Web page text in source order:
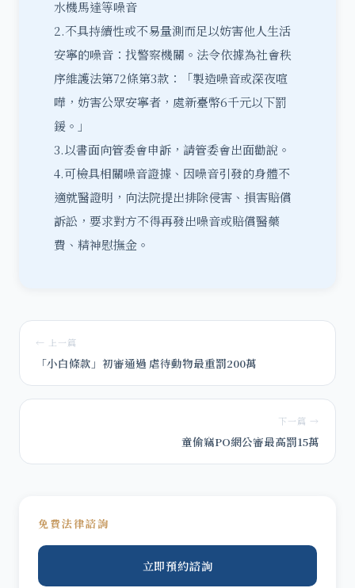
水機馬達等噪音
2.不具持續性或不易量測而足以妨害他人生活
安寧的噪音：找警察機關。法令依據為社會秩
序維護法第72條第3款：「製造噪音或深夜喧
嘩，妨害公眾安寧者，處新臺幣6千元以下罰
鍰。」
3.以書面向管委會申訴，請管委會出面勸說。
4.可檢具相關噪音證據、因噪音引發的身體不
適就醫證明，向法院提出排除侵害、損害賠償
訴訟，要求對方不得再發出噪音或賠償醫藥
費、精神慰撫金。
← 上一篇
「小白條款」初審通過 虐待動物最重罰200萬
下一篇 →
童偷竊PO網公審最高罰15萬
免費法律諮詢
立即預約諮詢